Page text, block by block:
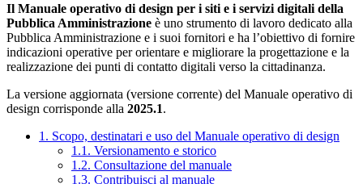
Il Manuale operativo di design per i siti e i servizi digitali della
Pubblica Amministrazione è uno strumento di lavoro dedicato alla
Pubblica Amministrazione e i suoi fornitori e ha l’obiettivo di fornire
indicazioni operative per orientare e migliorare la progettazione e la
realizzazione dei punti di contatto digitali verso la cittadinanza.
La versione aggiornata (versione corrente) del Manuale operativo di
design corrisponde alla 2025.1.
1. Scopo, destinatari e uso del Manuale operativo di design
1.1. Versionamento e storico
1.2. Consultazione del manuale
1.3. Contribuisci al manuale